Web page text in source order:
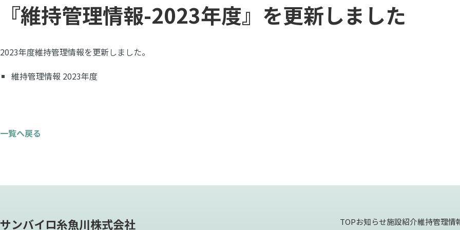
『維持管理情報-2023年度』を更新しました
2023年度維持管理情報を更新しました。
維持管理情報 2023年度
一覧へ戻る
サンバイロ糸魚川株式会社 TOPお知らせ施設紹介維持管理情